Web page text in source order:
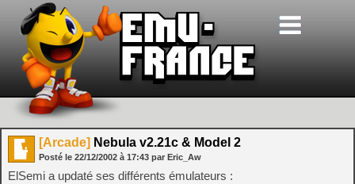
[Arcade] Nebula v2.21c & Model 2
Posté le 22/12/2002 à 17:43 par Eric_Aw
ElSemi a updaté ses différents émulateurs :